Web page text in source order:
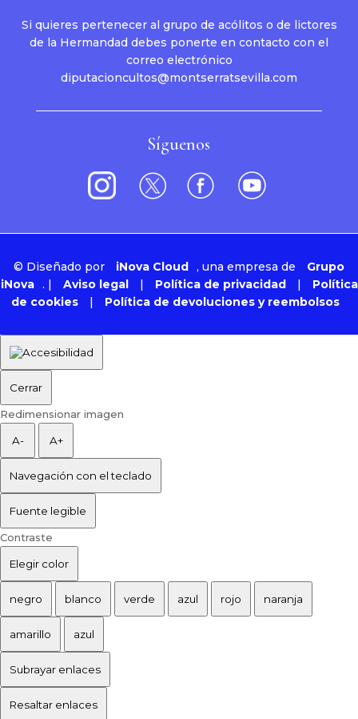
Si quieres pertenecer al grupo de acólitos o de lictores
de la Hermandad debes ponerte en contacto con el
correo electrónico
diputacioncultos@montserratsevilla.com
Síguenos
© Diseñado por iNova Cloud , una empresa de
Grupo
iNova . Aviso legal Política de privacidad
Política
de cookies
Política de devoluciones y reembolsos
Cerrar
Redimensionar imagen
A- A+
Navegación con el teclado
Fuente legible
Contraste
Elegir color
negro blanco verde azul rojo naranja
amarillo azul
Subrayar enlaces
Resaltar enlaces